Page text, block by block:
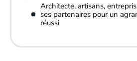
Architecte, artisans,
ses partenaires pour un
réussi